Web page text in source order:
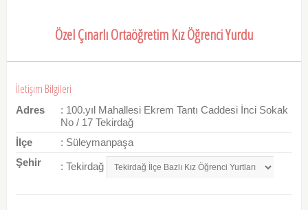
Özel Çınarlı Ortaöğretim Kız Öğrenci Yurdu
İletişim Bilgileri
Adres
: 100.yıl Mahallesi Ekrem Tantı Caddesi İnci Sokak
No / 17 Tekirdağ
İlçe
: Süleymanpaşa
Şehir
: Tekirdağ